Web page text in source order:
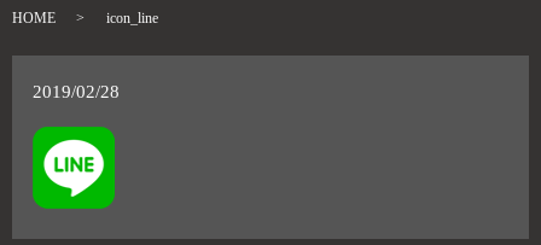
HOME icon_line
2019/02/28